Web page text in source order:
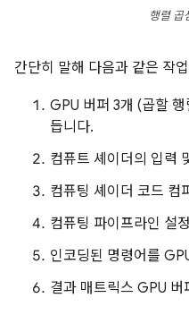
행렬 곱
간단히 말해 다음과 같은 작
GPU 버퍼 3개 (곱할
듭니다.
컴퓨트 셰이더의 입력
컴퓨팅 셰이더 코드 컴
컴퓨팅 파이프라인 설정
인코딩된 명령어를
결과 매트릭스 GPU 버